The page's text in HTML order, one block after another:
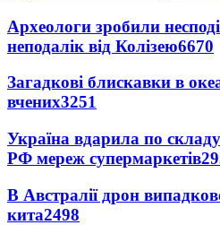
Археологи зробили
неподалік від Колізею6670
Загадкові блискавки в
вчених3251
Україна вдарила по
РФ мереж супермаркетів
В Австралії дрон
кита2498